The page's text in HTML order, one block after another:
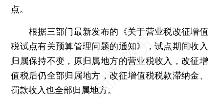
点。
根据三部门最新发布的《关于营业税改征增值
税试点有关预算管理问题的通知》，试点期间收入
归属保持不变，原归属地方的营业税收入，改征增
值税后仍全部归属地方，改征增值税税款滞纳金、
罚款收入也全部归属地方。